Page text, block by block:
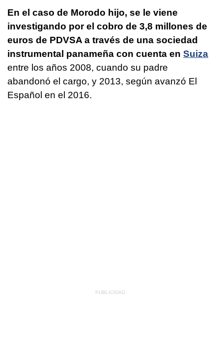
En el caso de Morodo hijo, se le viene
investigando por el cobro de 3,8 millones de
euros de PDVSA a través de una sociedad
instrumental panameña con cuenta en Suiza
entre los años 2008, cuando su padre
abandonó el cargo, y 2013, según avanzó El
Español en el 2016.